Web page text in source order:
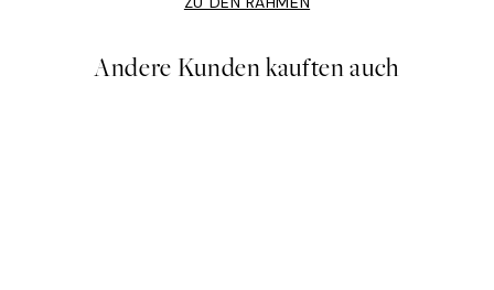
Andere Kunden kauften auch